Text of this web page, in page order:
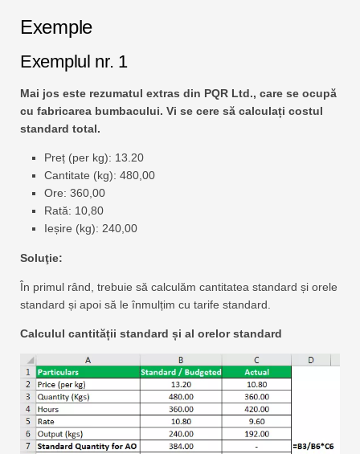
Exemple
Exemplul nr. 1
Mai jos este rezumatul extras din PQR Ltd., care se ocupă
cu fabricarea bumbacului. Vi se cere să calculați costul
standard total.
Preț (per kg): 13.20
Cantitate (kg): 480,00
Ore: 360,00
Rată: 10,80
Ieșire (kg): 240,00
Soluţie:
În primul rând, trebuie să calculăm cantitatea standard și orele
standard și apoi să le înmulțim cu tarife standard.
Calculul cantității standard și al orelor standard